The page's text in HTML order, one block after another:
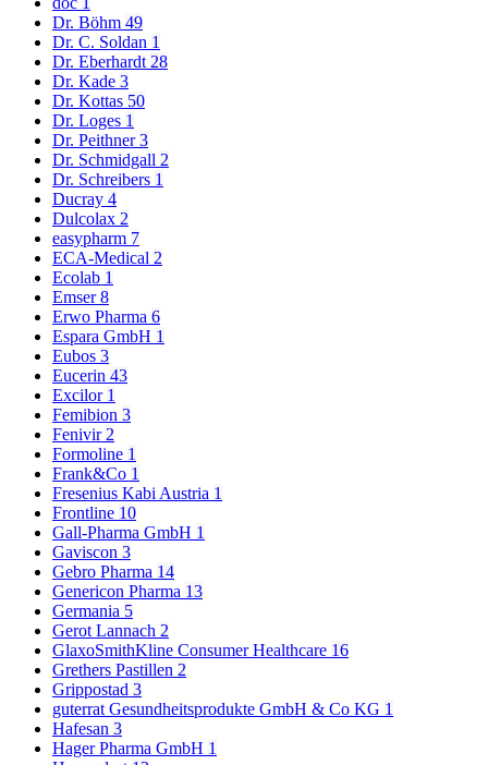
Dr. Böhm 49
Dr. C. Soldan 1
Dr. Eberhardt 28
Dr. Kade 3
Dr. Kottas 50
Dr. Loges 1
Dr. Peithner3
Dr. Schmidgall 2
Dr. Schreibers 1
Ducray 4
Dulcolax 2
easypharm 7
ECA-Medical 2
Ecolab 1
Emser8
Erwo Pharma 6
Espara GmbH 1
Eubos 3
Eucerin 43
Excilor 1
Femibion 3
Fenivir 2
Formoline 1
Frank&Co 1
Fresenius Kabi Austria 1
Frontline 10
Gall-Pharma GmbH 1
Gaviscon 3
Gebro Pharma 14
Genericon Pharma 13
Germania 5
Gerot Lannach 2
GlaxoSmithKline Consumer Healthcare 16
Grethers Pastillen 2
Grippostad 3
guterrat Gesundheitsprodukte GmbH & Co KG 1
Hafesan 3
Hager Pharma GmbH 1